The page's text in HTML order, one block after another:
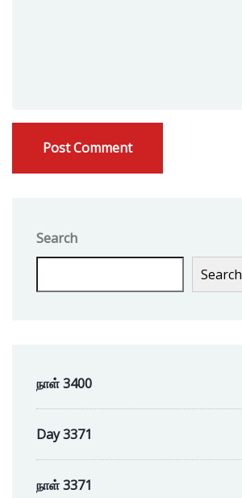
Search
Search
நாள் 3400
Day 3371
நாள் 3371